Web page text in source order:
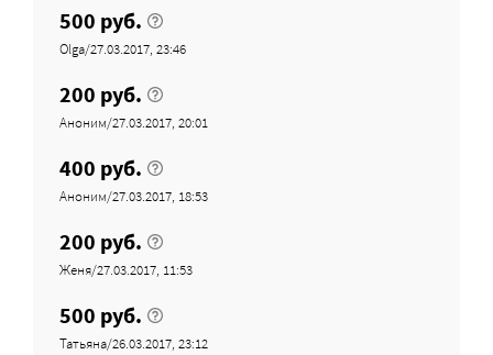
500 руб.
Olga/27.03.2017, 23:46
200 руб.
Аноним/27.03.2017, 20:01
400 руб.
Аноним/27.03.2017, 18:53
200 руб.
Женя/27.03.2017, 11:53
500 руб.
Татьяна/26.03.2017, 23:12